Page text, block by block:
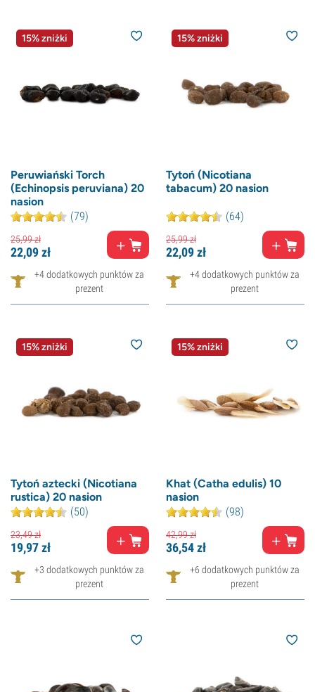
15% zniżki
Peruwiański Torch
(Echinopsis peruviana) 20
nasion
(79)
25,99zł
22,09zł
+4 dodatkowych punktów za
prezent
15% zniżki
Tytoń (Nicotiana
tabacum) 20 nasion
(64)
25,99zł
22,09zł
+4 dodatkowych punktów za
prezent
15% zniżki
Tytoń aztecki (Nicotiana
rustica) 20 nasion
(50)
23,49zł
19,97zł
+3 dodatkowych punktów za
prezent
15% zniżki
Khat (Catha edulis) 10
nasion
(98)
42,99zł
36,54zł
+6 dodatkowych punktów za
prezent